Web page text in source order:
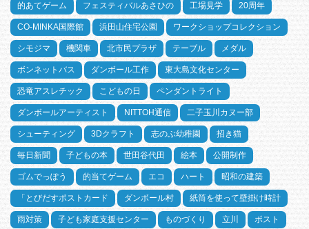
的あてゲーム フェスティバルあさひの 工場見学 20周年
CO-MINKA国際館 浜田山住宅公園 ワークショップコレクション
シモジマ 機関車 北市民プラザ テーブル メダル
ボンネットバス ダンボール工作 東大島文化センター
恐竜アスレチック こどもの日 ペンダントライト
ダンボールアーティスト NITTOH通信 二子玉川カヌー部
シューティング 3Dクラフト 志のぶ幼稚園 招き猫
毎日新聞 子どもの本 世田谷代田 絵本 公開制作
ゴムでっぽう 的当てゲーム エコ ハート 昭和の建築
「とびだすポストカード ダンボール村 紙筒を使って壁掛け時計
雨対策 子ども家庭支援センター ものづくり 立川 ポスト